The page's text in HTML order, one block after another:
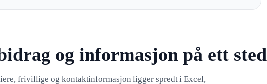
og informasjon på ett sted
frivillige og kontaktinformasjon ligger spredt i Excel,